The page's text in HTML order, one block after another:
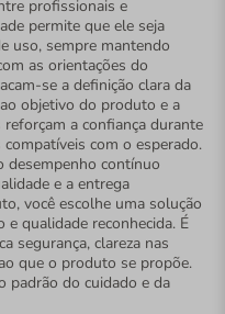
profissionais e
permite que ele seja
uso, sempre mantendo
as orientações do
se a definição clara da
objetivo do produto e a
a confiança durante
com o esperado.
desempenho contínuo
e a entrega
você escolhe uma solução
qualidade reconhecida. É
segurança, clareza nas
que o produto se propõe.
padrão do cuidado e da